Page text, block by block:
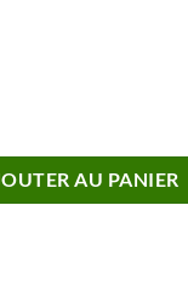
AU PANIER